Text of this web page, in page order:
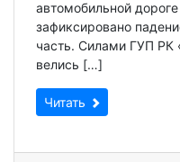
автомобильной
зафиксировано
часть. Силами ГУП
велись […]
Читать